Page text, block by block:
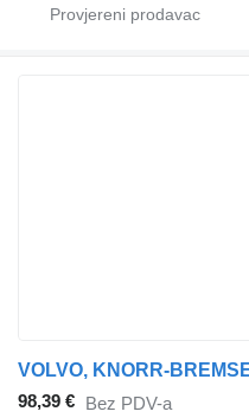
98,39 € Bez PDV-a